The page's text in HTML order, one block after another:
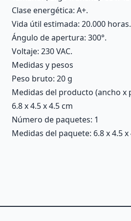
Clase energética: A+.
Vida útil estimada: 20.000 horas.
Ángulo de apertura: 300°.
Voltaje: 230 VAC.
Medidas y pesos
Peso bruto: 20 g
Medidas del producto (ancho x
6.8 x 4.5 x 4.5 cm
Número de paquetes: 1
Medidas del paquete: 6.8 x 4.5 x